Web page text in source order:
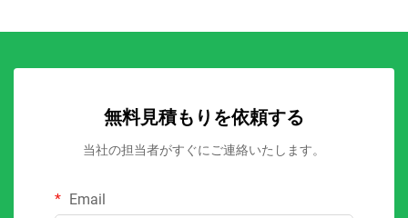
無料見積もりを依頼する
当社の担当者がすぐにご連絡いたします。
Email